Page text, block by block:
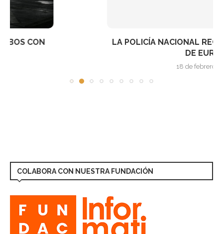
LA POLICÍA NACIONAL RECUPERA 19,4 MILLONES
COLABORA CON NUESTRA FUNDACIÓN